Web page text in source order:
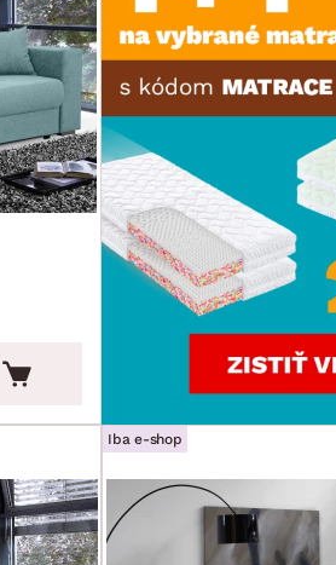
Iba e-shop